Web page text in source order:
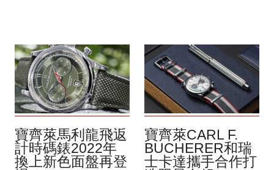
寶齊萊馬利龍飛返
計時碼錶2022年
換上新色面盤再登
寶齊萊CARL F.
BUCHERER和瑞
士卡達攜手合作打